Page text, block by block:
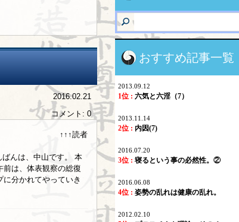
2016.02.21
コメント: 0
↑↑↑ ↑↑↑読者
んは、中山です。 本
前は、体表観察の総復
分かれてやっていき
おすすめ記事一覧
2013.09.12
1位 : 六気と六淫（7）
2013.11.14
2位 : 内因(7)
2016.07.20
3位 : 寝るという事の必然性。②
2016.06.08
4位 : 姿勢の乱れは健康の乱れ。
2012.02.10